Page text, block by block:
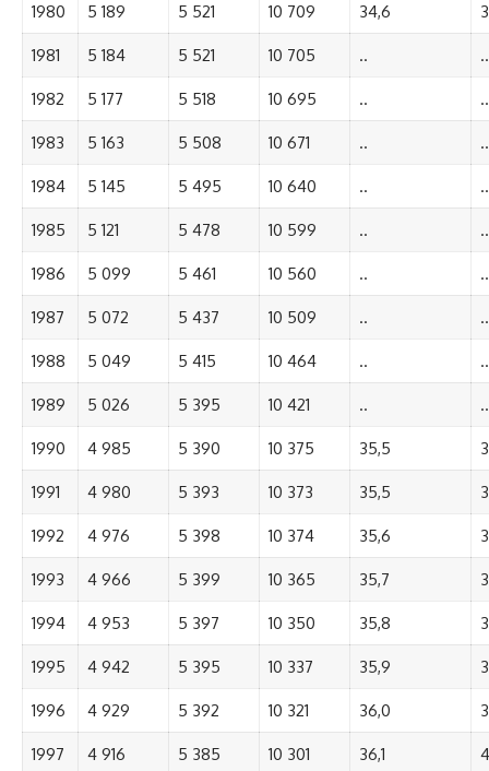
1980 5 189 5 521 10 709 34,6
1981 5 184 5 521 10 705 .. ..
1982 5 177 5 518 10 695 .. ..
1983 5 163 5 508 10 671 .. ..
1984 5 145 5 495 10 640 .. ..
1985 5 121 5 478 10 599 .. ..
1986 5 099 5 461 10 560 .. ..
1987 5 072 5 437 10 509 .. ..
1988 5 049 5 415 10 464 .. ..
1989 5 026 5 395 10 421 .. ..
1990 4 985 5 390 10 375 35,5
1991 4 980 5 393 10 373 35,5
1992 4 976 5 398 10 374 35,6
1993 4 966 5 399 10 365 35,7
1994 4 953 5 397 10 350 35,8
1995 4 942 5 395 10 337 35,9
1996 4 929 5 392 10 321 36,0
1997 4 916 5 385 10 301 36,1